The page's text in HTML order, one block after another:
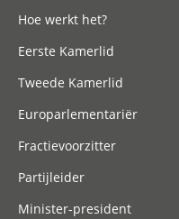
Hoe werkt het?
Eerste Kamerlid
Tweede Kamerlid
Europarlementariër
Fractievoorzitter
Partijleider
Minister-president